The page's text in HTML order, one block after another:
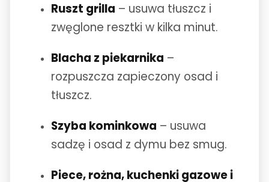
Ruszt grilla – usuwa tłuszcz i
zwęglone resztki w kilka minut.
Blacha z piekarnika –
rozpuszcza zapieczony osad i
tłuszcz.
Szyba kominkowa – usuwa
sadzę i osad z dymu bez smug.
Piece, rożna, kuchenki gazowe i